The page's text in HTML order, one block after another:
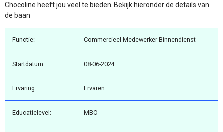
Chocoline heeft jou veel te bieden. Bekijk hieronder de details van
de baan
Functie: Commercieel Medewerker Binnendienst
Startdatum: 08-06-2024
Ervaring: Ervaren
Educatielevel: MBO